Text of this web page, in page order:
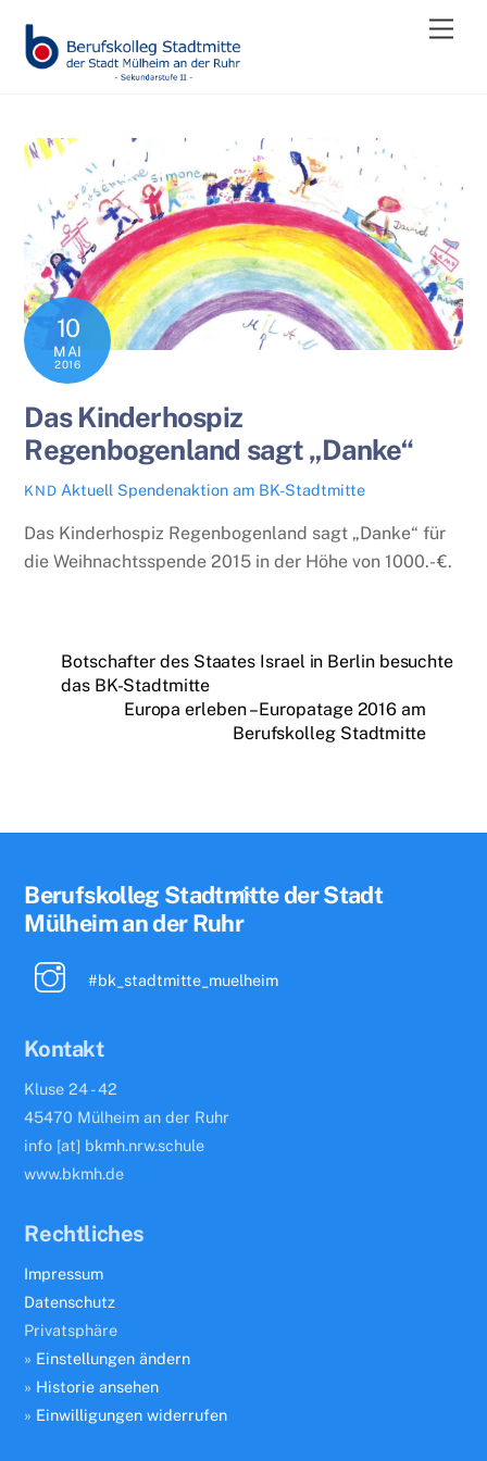
content
10
MAI
2016
Das Kinderhospiz
Regenbogenland sagt „Danke“
KND Aktuell Spendenaktion am BK-Stadtmitte
Das Kinderhospiz Regenbogenland sagt „Danke“ für
die Weihnachtsspende 2015 in der Höhe von 1000.- €.
Botschafter des Staates Israel in Berlin besuchte
das BK-Stadtmitte
Europa erleben – Europatage 2016 am
Berufskolleg Stadtmitte
Back
To
Berufskolleg Stadtmitte der Stadt
Mülheim an der Ruhr
#bk_stadtmitte_muelheim
Kontakt
Kluse 24 - 42
45470 Mülheim an der Ruhr
info [at] bkmh.nrw.schule
www.bkmh.de
Rechtliches
Impressum
Datenschutz
Privatsphäre
» Einstellungen ändern
» Historie ansehen
» Einwilligungen widerrufen